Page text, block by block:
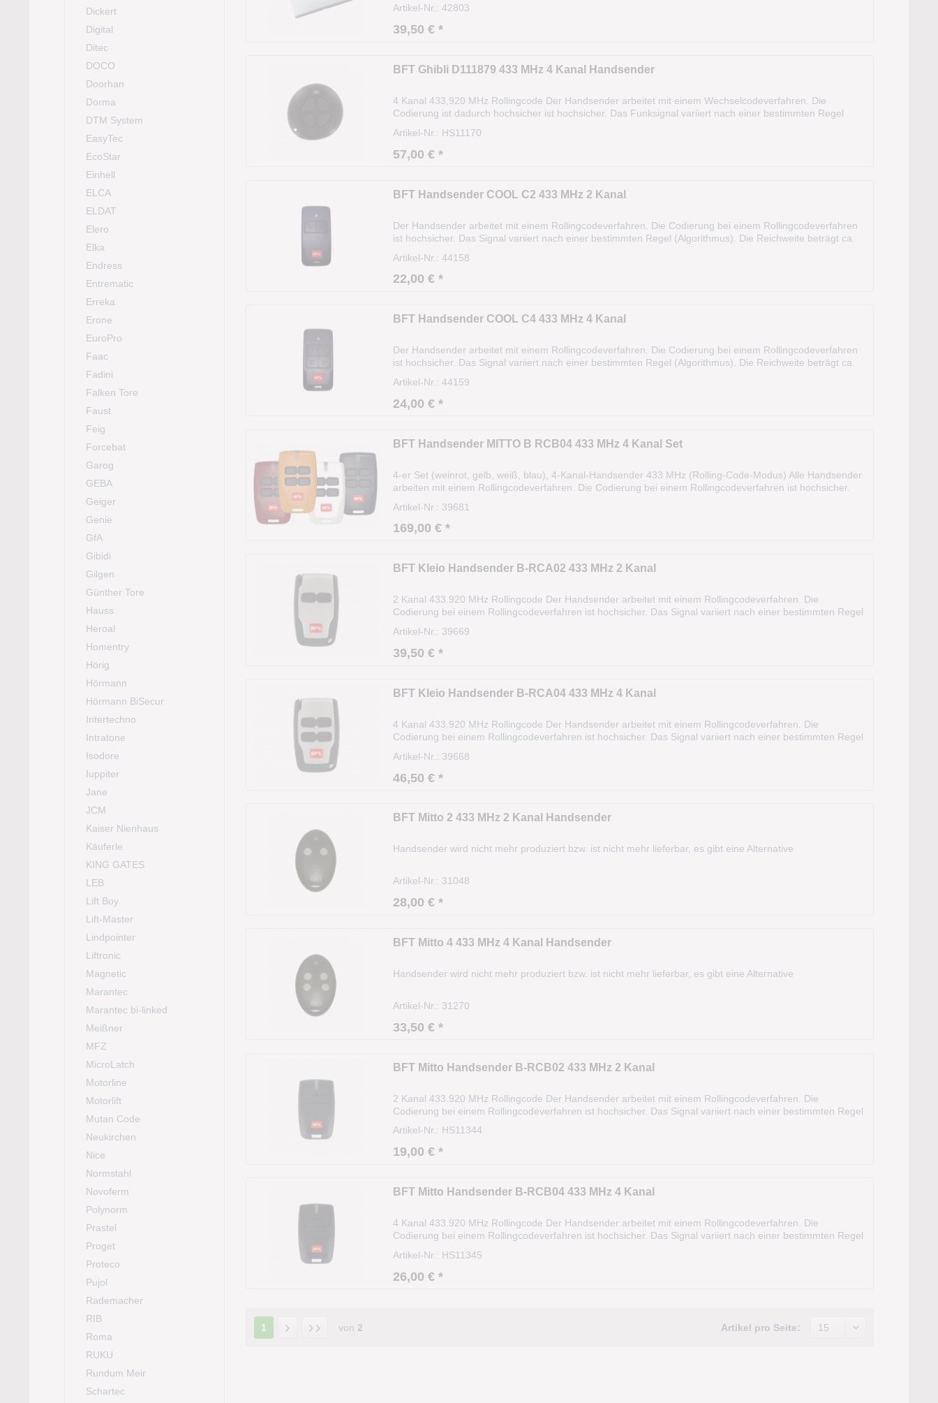
Dickert
Digital
Ditec
DOCO
Doorhan
Dorma
DTM System
EasyTec
EcoStar
Einhell
ELCA
ELDAT
Elero
Elka
Endress
Entrematic
Erreka
Erone
EuroPro
Faac
Fadini
Falken Tore
Faust
Feig
Forcebat
Garog
GEBA
Geiger
Genie
GfA
Gibidi
Gilgen
Günther Tore
Hauss
Heroal
Homentry
Hörig
Hörmann
Hörmann BiSecur
Intertechno
Intratone
Isodore
Iuppiter
Jane
JCM
Kaiser Nienhaus
Käuferle
KING GATES
LEB
Lift Boy
Lift-Master
Lindpointer
Liftronic
Magnetic
Marantec
Marantec bi-linked
Meißner
MFZ
MicroLatch
Motorline
Motorlift
Mutan Code
Neukirchen
Nice
Normstahl
Novoferm
Polynorm
Prastel
Proget
Proteco
Pujol
Rademacher
RIB
Roma
RUKU
Rundum Meir
Schartec
Artikel-Nr.: 42803
39,50 € *
BFT Ghibli D111879 433 MHz 4 Kanal Handsender
4 Kanal 433,920 MHz Rollingcode Der Handsender arbeitet mit einem Wechselcodeverfahren. Die
Codierung ist dadurch hochsicher ist hochsicher. Das Funksignal variiert nach einer bestimmten Regel
Artikel-Nr.: HS11170
57,00 € *
BFT Handsender COOL C2 433 MHz 2 Kanal
Der Handsender arbeitet mit einem Rollingcodeverfahren. Die Codierung bei einem Rollingcodeverfahren
ist hochsicher. Das Signal variiert nach einer bestimmten Regel (Algorithmus). Die Reichweite beträgt ca.
Artikel-Nr.: 44158
22,00 € *
BFT Handsender COOL C4 433 MHz 4 Kanal
Der Handsender arbeitet mit einem Rollingcodeverfahren. Die Codierung bei einem Rollingcodeverfahren
ist hochsicher. Das Signal variiert nach einer bestimmten Regel (Algorithmus). Die Reichweite beträgt ca.
Artikel-Nr.: 44159
24,00 € *
BFT Handsender MITTO B RCB04 433 MHz 4 Kanal Set
4-er Set (weinrot, gelb, weiß, blau), 4-Kanal-Handsender 433 MHz (Rolling-Code-Modus) Alle Handsender
arbeiten mit einem Rollingcodeverfahren. Die Codierung bei einem Rollingcodeverfahren ist hochsicher.
Artikel-Nr.: 39681
169,00 € *
BFT Kleio Handsender B-RCA02 433 MHz 2 Kanal
2 Kanal 433.920 MHz Rollingcode Der Handsender arbeitet mit einem Rollingcodeverfahren. Die
Codierung bei einem Rollingcodeverfahren ist hochsicher. Das Signal variiert nach einer bestimmten Regel
Artikel-Nr.: 39669
39,50 € *
BFT Kleio Handsender B-RCA04 433 MHz 4 Kanal
4 Kanal 433.920 MHz Rollingcode Der Handsender arbeitet mit einem Rollingcodeverfahren. Die
Codierung bei einem Rollingcodeverfahren ist hochsicher. Das Signal variiert nach einer bestimmten Regel
Artikel-Nr.: 39668
46,50 € *
BFT Mitto 2 433 MHz 2 Kanal Handsender
Handsender wird nicht mehr produziert bzw. ist nicht mehr lieferbar, es gibt eine Alternative
Artikel-Nr.: 31048
28,00 € *
BFT Mitto 4 433 MHz 4 Kanal Handsender
Handsender wird nicht mehr produziert bzw. ist nicht mehr lieferbar, es gibt eine Alternative
Artikel-Nr.: 31270
33,50 € *
BFT Mitto Handsender B-RCB02 433 MHz 2 Kanal
2 Kanal 433.920 MHz Rollingcode Der Handsender arbeitet mit einem Rollingcodeverfahren. Die
Codierung bei einem Rollingcodeverfahren ist hochsicher. Das Signal variiert nach einer bestimmten Regel
Artikel-Nr.: HS11344
19,00 € *
BFT Mitto Handsender B-RCB04 433 MHz 4 Kanal
4 Kanal 433.920 MHz Rollingcode Der Handsender arbeitet mit einem Rollingcodeverfahren. Die
Codierung bei einem Rollingcodeverfahren ist hochsicher. Das Signal variiert nach einer bestimmten Regel
Artikel-Nr.: HS11345
26,00 € *
1 von 2 Artikel pro Seite: